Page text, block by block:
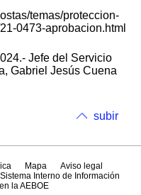
temas/proteccion-
0473-aprobacion.html
Jefe del Servicio
Gabriel Jesús Cuena
subir
Mapa
Aviso legal
Sistema Interno de Información
la AEBOE